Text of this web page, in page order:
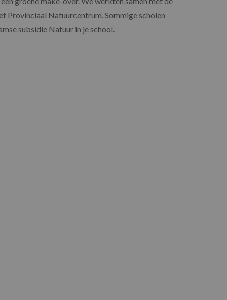
Provinciaal Natuurcentrum. Sommige scholen
subsidie Natuur in je school.